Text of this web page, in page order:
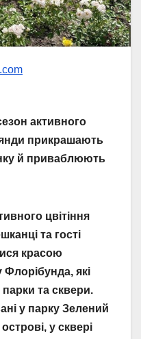
активного
прикрашають
й приваблюють
цвітіння
та гості
красою
які
та сквери.
у парку Зелений
у сквері